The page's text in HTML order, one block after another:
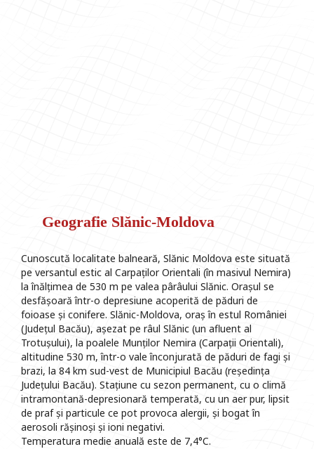
Geografie Slănic-Moldova
Cunoscută localitate balneară, Slănic Moldova este situată
pe versantul estic al Carpaților Orientali (în masivul Nemira)
la înălțimea de 530 m pe valea pârâului Slănic. Orașul se
desfășoară într-o depresiune acoperită de păduri de
foioase și conifere. Slănic-Moldova, oraș în estul României
(Județul Bacău), așezat pe râul Slănic (un afluent al
Trotușului), la poalele Munților Nemira (Carpații Orientali),
altitudine 530 m, într-o vale înconjurată de păduri de fagi și
brazi, la 84 km sud-vest de Municipiul Bacău (reședința
Județului Bacău). Stațiune cu sezon permanent, cu o climă
intramontană-depresionară temperată, cu un aer pur, lipsit
de praf și particule ce pot provoca alergii, și bogat în
aerosoli rășinoși și ioni negativi.
Temperatura medie anuală este de 7,4°C.